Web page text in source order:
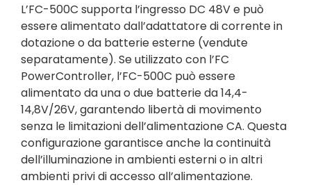
L’FC-500C supporta l’ingresso DC 48V e può
essere alimentato dall’adattatore di corrente in
dotazione o da batterie esterne (vendute
separatamente). Se utilizzato con l’FC
PowerController, l’FC-500C può essere
alimentato da una o due batterie da 14,4-
14,8V/26V, garantendo libertà di movimento
senza le limitazioni dell’alimentazione CA. Questa
configurazione garantisce anche la continuità
dell’illuminazione in ambienti esterni o in altri
ambienti privi di accesso all’alimentazione.